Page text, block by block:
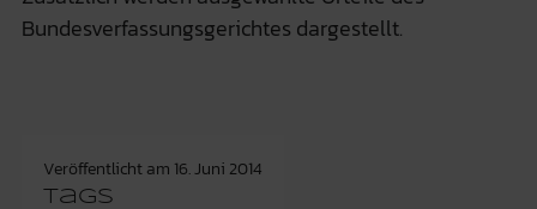
Bundesverfassungsgerichtes dargestellt.
Veröffentlicht am 16. Juni 2014
Tags